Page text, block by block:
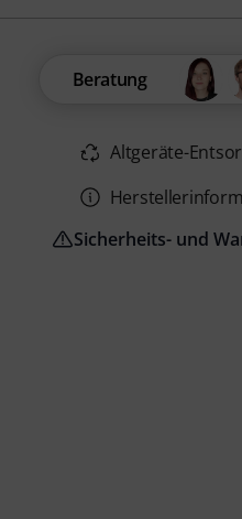
Beratung
Altgeräte-
Sicherheits- und